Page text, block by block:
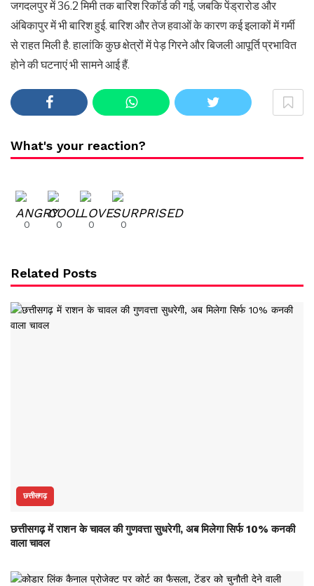
जगदलपुर में 36.2 मिमी तक बारिश रिकॉर्ड की गई, जबकि पेंड्रारोड और
अंबिकापुर में भी बारिश हुई. बारिश और तेज हवाओं के कारण कई इलाकों में गर्मी
से राहत मिली है. हालांकि कुछ क्षेत्रों में पेड़ गिरने और बिजली आपूर्ति प्रभावित
होने की घटनाएं भी सामने आई हैं.
What's your reaction?
0 0 0 0
Related Posts
छत्तीसगढ़
छत्तीसगढ़ में राशन के चावल की गुणवत्ता सुधरेगी, अब मिलेगा सिर्फ 10% कनकी
वाला चावल